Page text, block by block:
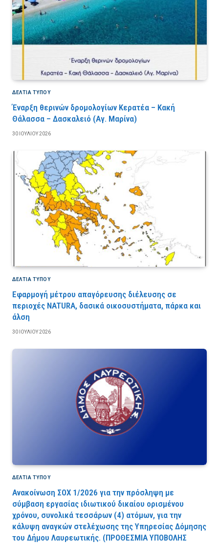
ΔΕΛΤΙΑ ΤΥΠΟΥ
Έναρξη θερινών δρομολογίων Κερατέα – Κακή
Θάλασσα – Δασκαλειό (Αγ. Μαρίνα)
30 ΙΟΥΛΊΟΥ 2026
ΔΕΛΤΙΑ ΤΥΠΟΥ
Εφαρμογή μέτρου απαγόρευσης διέλευσης σε
περιοχές NATURA, δασικά οικοσυστήματα, πάρκα και
άλση
30 ΙΟΥΛΊΟΥ 2026
ΔΕΛΤΙΑ ΤΥΠΟΥ
Ανακοίνωση ΣΟΧ 1/2026 για την πρόσληψη με
σύμβαση εργασίας ιδιωτικού δικαίου ορισμένου
χρόνου, συνολικά τεσσάρων (4) ατόμων, για την
κάλυψη αναγκών στελέχωσης της Υπηρεσίας Δόμησης
του Δήμου Λαυρεωτικής. (ΠPOΘEΣMIA YΠOBOΛHΣ